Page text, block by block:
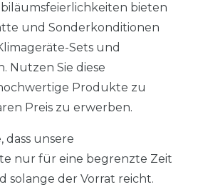
bieten
und Sonderkonditionen
Sets und
Nutzen Sie diese
Produkte zu
Preis zu erwerben.
dass unsere
nur für eine begrenzte Zeit
solange der Vorrat reicht.